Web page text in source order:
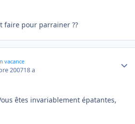
faire pour parrainer ??
vacance
200718 a
êtes invariablement épatantes,